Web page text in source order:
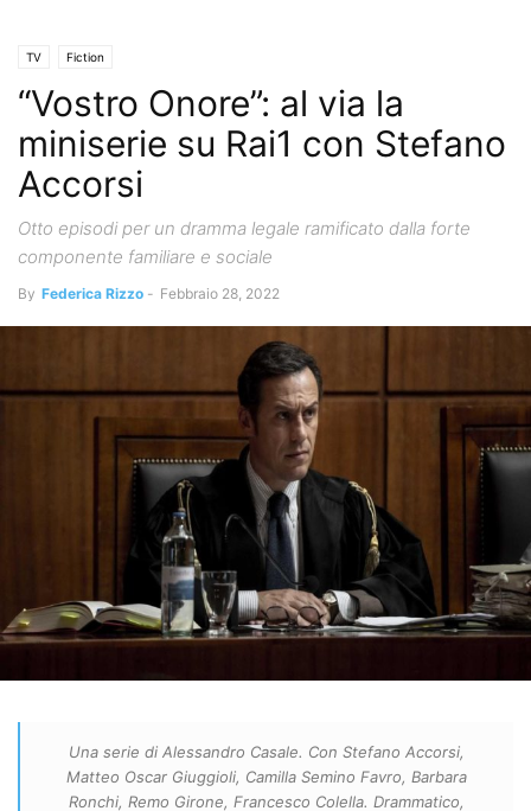
TV Fiction
“Vostro Onore”: al via la
miniserie su Rai1 con Stefano
Accorsi
Otto episodi per un dramma legale ramificato dalla forte
componente familiare e sociale
By Federica Rizzo - Febbraio 28, 2022
Una serie di Alessandro Casale. Con Stefano Accorsi,
Matteo Oscar Giuggioli, Camilla Semino Favro, Barbara
Ronchi, Remo Girone, Francesco Colella. Drammatico,